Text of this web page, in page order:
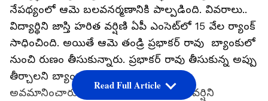
నేపథ్యంలో ఆమె బలవనర్మణానికి పాల్పడింది. వివరాలు..
విద్యార్థిని జాస్తి హరిత వర్షిణి ఏపీ ఎంసెట్‌లో 15 వేల ర్యాంక్
సాధించింది. అయితే ఆమె తండ్రి ప్రభాకర్ రావు బ్యాంకులో
నుంచి రుణం తీసుకున్నారు. ప్రభాకర్ రావు తీసుకున్న అప్పు
తీర్చాలని బ్యాంకు అధికారులు ఇంటికి వచ్చి
అవమానించారు. దీంతో మనస్తాపం చెందిన వర్షిని
Read Full Article